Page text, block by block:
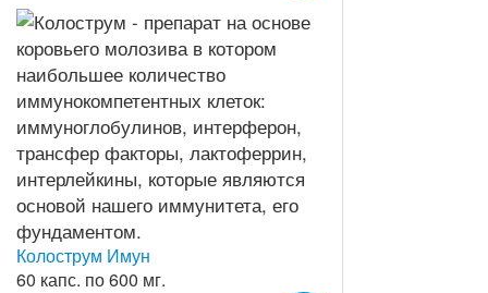
Колострум Имун
60 капс. по 600 мг.